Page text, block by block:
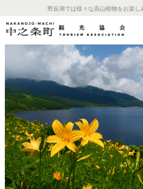
野反湖では様々な高山植物をお楽しみ
温泉 宿 お店
体験 イベント
中之条町その他のエリ